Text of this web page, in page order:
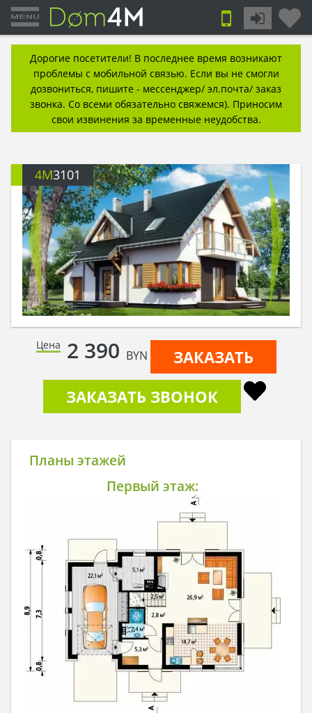
Дорогие посетители! В последнее время возникают
проблемы с мобильной связью. Если вы не смогли
дозвониться, пишите - мессенджер/ эл.почта/ заказ
звонка. Со всеми обязательно свяжемся). Приносим
свои извинения за временные неудобства.
4M3101
Цена 2 390 BYN
ЗАКАЗАТЬ
ЗАКАЗАТЬ ЗВОНОК
Планы этажей
Первый этаж: